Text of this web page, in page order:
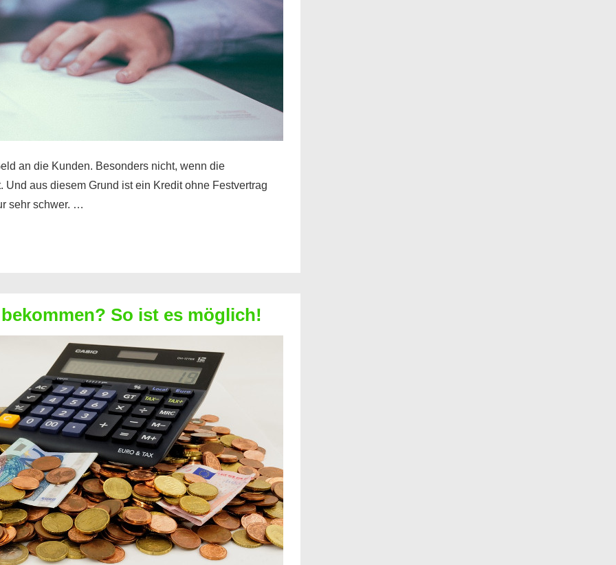
an die Kunden. Besonders nicht, wenn die
aus diesem Grund ist ein Kredit ohne Festvertrag
sehr schwer. …
So ist es möglich!